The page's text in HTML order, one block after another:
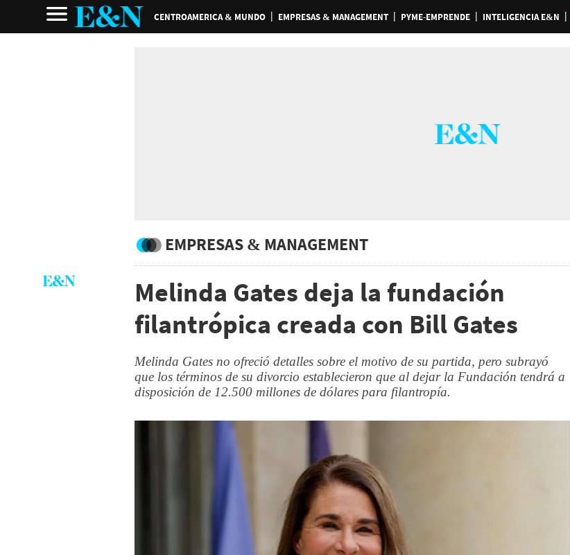
CENTROAMERICA & MUNDO EMPRESAS & MANAGEMENT PYME-EMPRENDE INTELIGENCIA E&N
EMPRESAS & MANAGEMENT
Melinda Gates deja la fundación
filantrópica creada con Bill Gates
Melinda Gates no ofreció detalles sobre el motivo de su partida, pero subrayó
que los términos de su divorcio establecieron que al dejar la Fundación tendrá a
disposición de 12.500 millones de dólares para filantropía.